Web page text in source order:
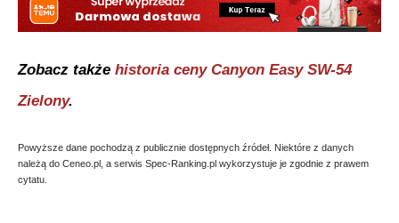
Zobacz także historia ceny Canyon Easy SW-54
Zielony.
Powyższe dane pochodzą z publicznie dostępnych źródeł. Niektóre z danych
należą do Ceneo.pl, a serwis Spec-Ranking.pl wykorzystuje je zgodnie z prawem
cytatu.